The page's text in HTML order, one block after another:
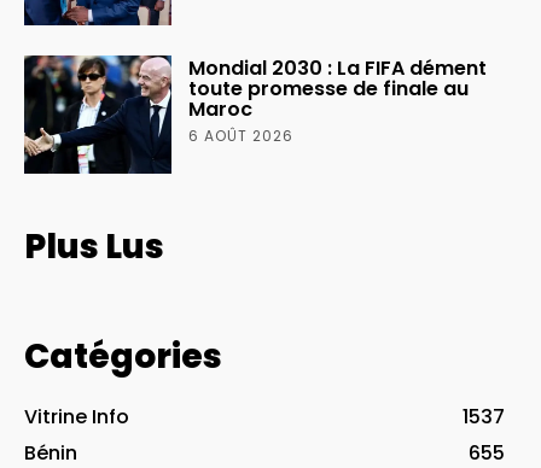
Mondial 2030 : La FIFA dément
toute promesse de finale au
Maroc
6 AOÛT 2026
Plus Lus
Catégories
Vitrine Info
1537
Bénin
655